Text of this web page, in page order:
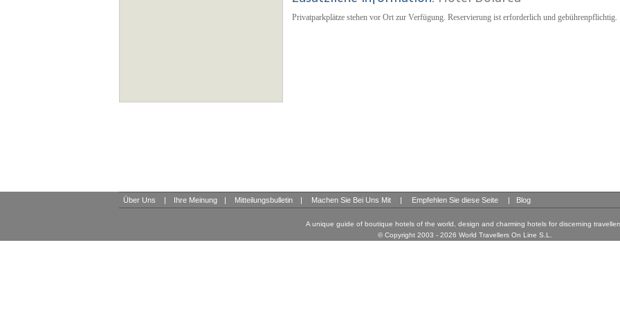
Privatparkplätze stehen vor Ort zur Verfügung. Reservierung ist erforderlich und gebührenpflichtig.
Über Uns | Ihre Meinung | Mitteilungsbulletin | Machen Sie Bei Uns Mit | Empfehlen Sie diese Seite | Blog
A unique guide of boutique hotels of the world, design and charming hotels for discerning
© Copyright 2003 - 2026 World Travellers On Line S.L.